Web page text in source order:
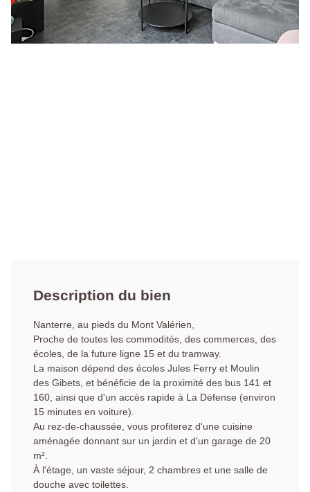
Description du bien
Nanterre, au pieds du Mont Valérien,
Proche de toutes les commodités, des commerces, des
écoles, de la future ligne 15 et du tramway.
La maison dépend des écoles Jules Ferry et Moulin
des Gibets, et bénéficie de la proximité des bus 141 et
160, ainsi que d'un accès rapide à La Défense (environ
15 minutes en voiture).
Au rez-de-chaussée, vous profiterez d'une cuisine
aménagée donnant sur un jardin et d'un garage de 20
m².
À l'étage, un vaste séjour, 2 chambres et une salle de
douche avec toilettes.